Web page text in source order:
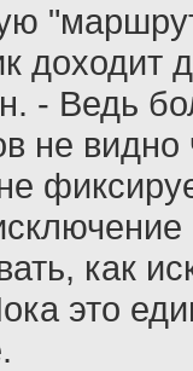
доходит
- Ведь
не
как
это